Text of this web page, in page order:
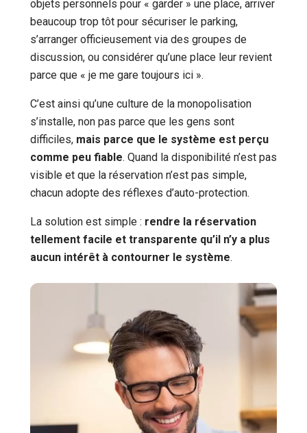
objets personnels pour « garder » une place, arriver
beaucoup trop tôt pour sécuriser le parking,
s’arranger officieusement via des groupes de
discussion, ou considérer qu’une place leur revient
parce que « je me gare toujours ici ».
C’est ainsi qu’une culture de la monopolisation
s’installe, non pas parce que les gens sont
difficiles, mais parce que le système est perçu
comme peu fiable. Quand la disponibilité n’est pas
visible et que la réservation n’est pas simple,
chacun adopte des réflexes d’auto-protection.
La solution est simple : rendre la réservation
tellement facile et transparente qu’il n’y a plus
aucun intérêt à contourner le système.